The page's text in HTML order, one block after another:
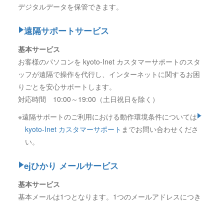
デジタルデータを保管できます。
遠隔サポートサービス
基本サービス
お客様のパソコンを kyoto-Inet カスタマーサポートのスタ
ッフが遠隔で操作を代行し、インターネットに関するお困
りごとを安心サポートします。
対応時間 10:00～19:00（土日祝日を除く）
※遠隔サポートのご利用における動作環境条件については
kyoto-Inet カスタマーサポート までお問い合わせくださ
い。
ejひかり メールサービス
基本サービス
基本メールは1つとなります。1つのメールアドレスにつき